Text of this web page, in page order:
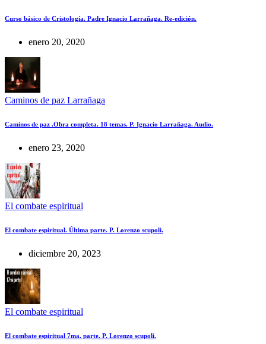
Curso básico de Cristología. Padre Ignacio Larrañaga. Re-edición.
enero 20, 2020
Caminos de paz Larrañaga
Caminos de paz .Obra completa. 18 temas. P. Ignacio Larrañaga. Audio.
enero 23, 2020
El combate espiritual
El combate espiritual. Última parte. P. Lorenzo scupoli.
diciembre 20, 2023
El combate espiritual
El combate espiritual 7ma. parte. P. Lorenzo scupoli.